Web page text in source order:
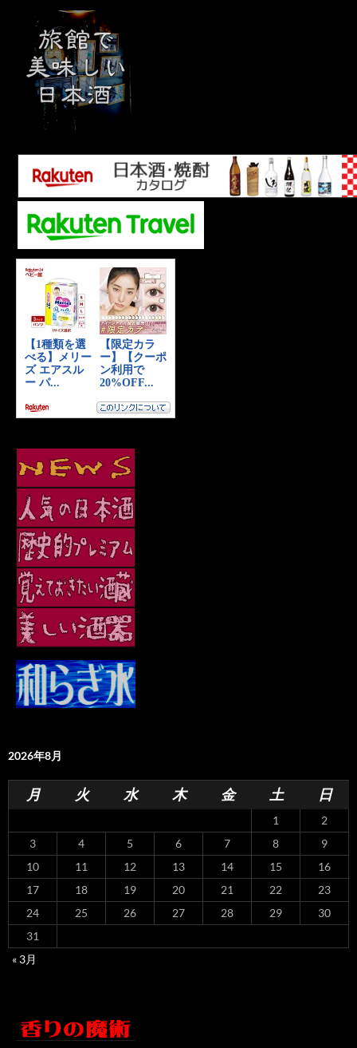
2026年8月
月 火 水 木 金 土 日
1
2
3
4 5 6 7 8
9
10
11 12 13 14 15
16
17
18 19 20 21 22
23
24
25 26 27 28 29
30
31
« 3月